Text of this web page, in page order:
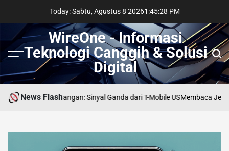
content
Today: Sabtu, Agustus 8 20261 :45:29 PM
Menu
WireOne - Informasi
Teknologi Canggih & Solusi
Digital
News Flash
di Persimpangan: Sinyal Ganda dari T-Mobile USMembaca Jejak AI